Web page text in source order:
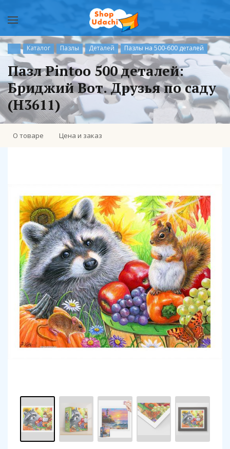
Каталог Пазлы Деталей Пазлы на 500-600 деталей
Пазл Pintoo 500 деталей:
Бриджий Вот. Друзья по саду
(H3611)
О товаре Цена и заказ